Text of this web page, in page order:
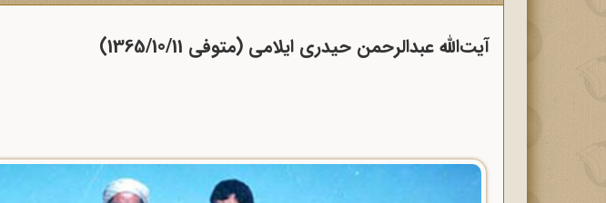
آیت‌الله عبدالرحمن حیدری ایلامی (متوفی 1365/10/11)